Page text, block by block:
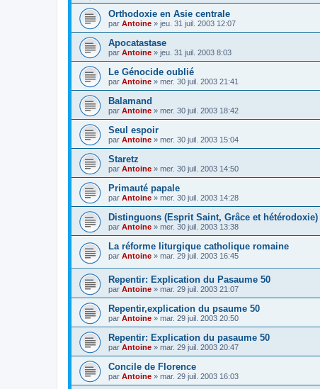
Orthodoxie en Asie centrale
par Antoine » jeu. 31 juil. 2003 12:07
Apocatastase
par Antoine » jeu. 31 juil. 2003 8:03
Le Génocide oublié
par Antoine » mer. 30 juil. 2003 21:41
Balamand
par Antoine » mer. 30 juil. 2003 18:42
Seul espoir
par Antoine » mer. 30 juil. 2003 15:04
Staretz
par Antoine » mer. 30 juil. 2003 14:50
Primauté papale
par Antoine » mer. 30 juil. 2003 14:28
Distinguons (Esprit Saint, Grâce et hétérodoxie)
par Antoine » mer. 30 juil. 2003 13:38
La réforme liturgique catholique romaine
par Antoine » mar. 29 juil. 2003 16:45
Repentir: Explication du Pasaume 50
par Antoine » mar. 29 juil. 2003 21:07
Repentir,explication du psaume 50
par Antoine » mar. 29 juil. 2003 20:50
Repentir: Explication du pasaume 50
par Antoine » mar. 29 juil. 2003 20:47
Concile de Florence
par Antoine » mar. 29 juil. 2003 16:03